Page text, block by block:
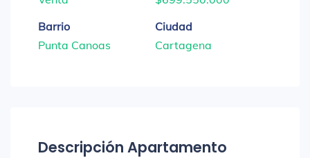
Barrio
Punta Canoas
Ciudad
Cartagena
Descripción Apartamento